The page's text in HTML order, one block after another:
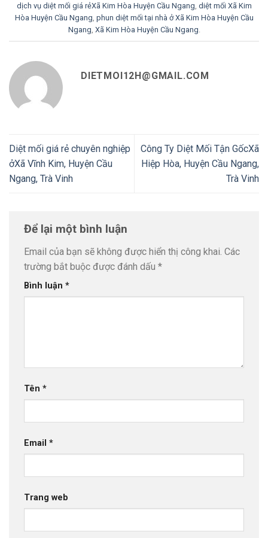
dịch vụ diệt mối giá rẻXã Kim Hòa Huyện Cầu Ngang, diệt mối Xã Kim
Hòa Huyện Cầu Ngang, phun diệt mối tại nhà ở Xã Kim Hòa Huyện Cầu
Ngang, Xã Kim Hòa Huyện Cầu Ngang.
DIETMOI12H@GMAIL.COM
Diệt mối giá rẻ chuyên nghiệp
ởXã Vĩnh Kim, Huyện Cầu
Ngang, Trà Vinh
Công Ty Diệt Mối Tận GốcXã
Hiệp Hòa, Huyện Cầu Ngang,
Trà Vinh
Để lại một bình luận
Email của bạn sẽ không được hiển thị công khai. Các
trường bắt buộc được đánh dấu *
Bình luận *
Tên *
Email *
Trang web